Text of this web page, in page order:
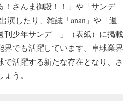
！さんま御殿！！」や「サンデ
演したり、雑誌「anan」や「週
刊少年サンデー」（表紙）に掲載
界でも活躍しています。卓球業界
で活躍する新たな存在となり、さ
う。